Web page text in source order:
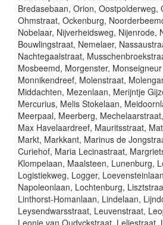
Bredasebaan, Orion, Oostpolderweg,
Ohmstraat, Ockenburg,
Nobelaar, Nijverheidsweg, Nijenrode,
Bouwlingstraat, Nemelaer,
Nachtegaalstraat,
Mosbeemd, Morgenster,
Monnikendreef, Molenstraat,
Middachten, Mezenlaan, Merijntje
Mercurius, Melis Stokelaan,
Meerpaal, Meerberg,
Max Havelaardreef, Mauritsstraat,
Markt, Markkant, Marinus de
Curiehof, Maria Lecinastraat,
Klompelaan, Maalsteen, Lunenburg,
Logistiekweg, Logger,
Napoleonlaan, Lochtenburg,
Linthorst-Homanlaan, Lindelaan,
Leysendwarsstraat, Leuvenstraat,
Leonie van Oudyckstraat, Leliestraat,